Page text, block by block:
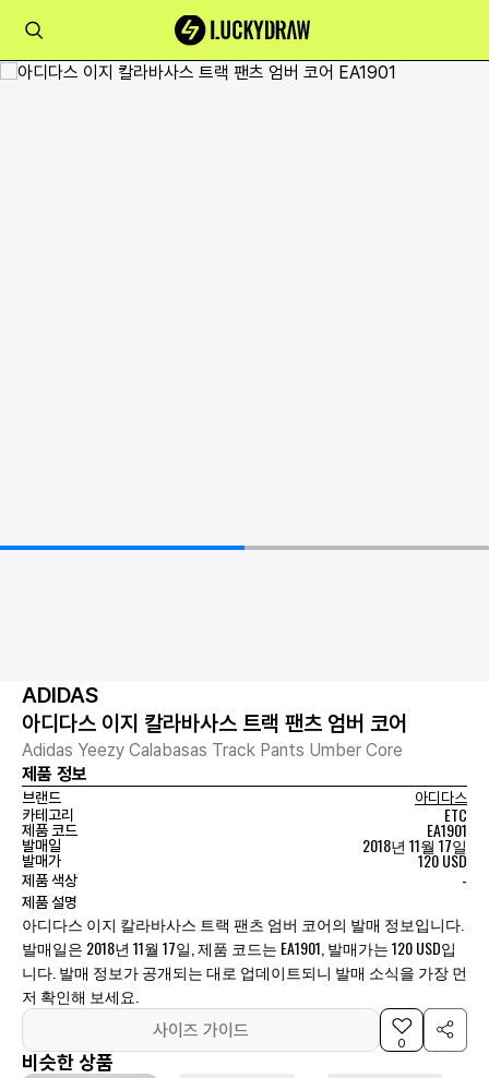
ADIDAS
아디다스 이지 칼라바사스 트랙 팬츠 엄버 코어
Adidas Yeezy Calabasas Track Pants Umber Core
제품 정보
브랜드
아디다스
카테고리
ETC
제품 코드 EA1901
발매일 2018년 11월 17일
발매가 120 USD
제품 색상 -
제품 설명
아디다스 이지 칼라바사스 트랙 팬츠 엄버 코어의 발매 정보입니다.
발매일은 2018년 11월 17일, 제품 코드는 EA1901, 발매가는 120 USD입
니다. 발매 정보가 공개되는 대로 업데이트되니 발매 소식을 가장 먼
저 확인해 보세요.
사이즈 가이드
0
비슷한 상품